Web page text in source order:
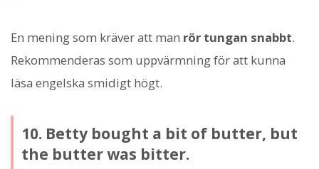
En mening som kräver att man rör tungan snabbt.
Rekommenderas som uppvärmning för att kunna
läsa engelska smidigt högt.
10. Betty bought a bit of butter, but
the butter was bitter.